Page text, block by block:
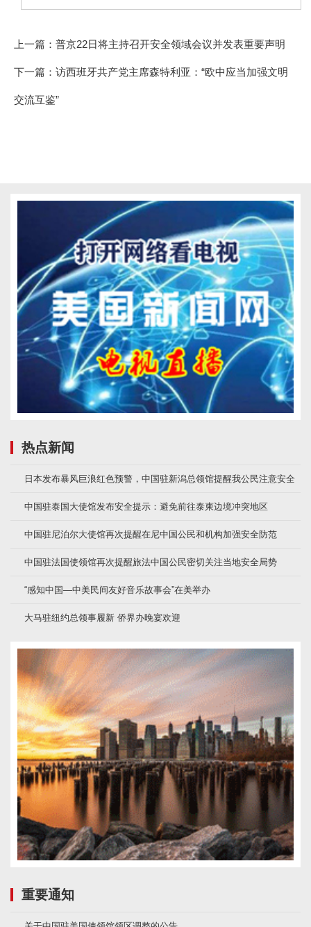
上一篇： 普京22日将主持召开安全领域会议并发表重要声明
下一篇： 访西班牙共产党主席森特利亚：“欧中应当加强文明
交流互鉴”
热点新闻
日本发布暴风巨浪红色预警，中国驻新潟总领馆提醒我公民注意安全
中国驻泰国大使馆发布安全提示：避免前往泰柬边境冲突地区
中国驻尼泊尔大使馆再次提醒在尼中国公民和机构加强安全防范
中国驻法国使领馆再次提醒旅法中国公民密切关注当地安全局势
“感知中国—中美民间友好音乐故事会”在美举办
大马驻纽约总领事履新 侨界办晚宴欢迎
重要通知